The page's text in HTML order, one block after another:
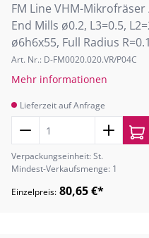
FM Line VHM-
End Mills ø0.2, L3=0.5,
ø6h6x55, Full Radius
Art. Nr.: D-FM0020.020.VR/P04C
Mehr informationen
Lieferzeit auf Anfrage
Verpackungseinheit: St.
Mindest-Verkaufsmenge: 1
Einzelpreis: 80,65 €*